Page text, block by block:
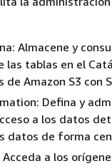
Almacene y
las tablas en el
de Amazon S3 con
Defina y
a los datos
datos de forma
Acceda a los